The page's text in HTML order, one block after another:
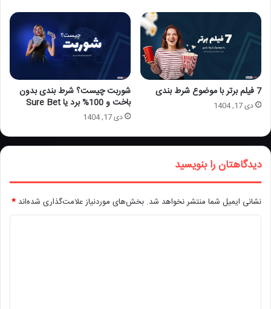
7 فیلم برتر با موضوع شرط بندی
دی 17, 1404
شوربت چیست؟ شرط بندی بدون
باخت و 100% برد یا Sure Bet
دی 17, 1404
دیدگاهتان را بنویسید
نشانی ایمیل شما منتشر نخواهد شد. بخش‌های موردنیاز علامت‌گذاری شده‌اند *